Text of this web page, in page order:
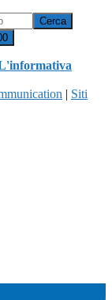
| Siti